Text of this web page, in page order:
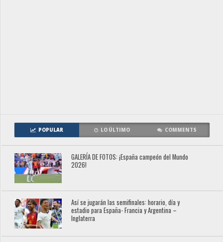
POPULAR LO ÚLTIMO COMMENTS
GALERÍA DE FOTOS: ¡España campeón del Mundo
2026!
Así se jugarán las semifinales: horario, día y
estadio para España- Francia y Argentina –
Inglaterra